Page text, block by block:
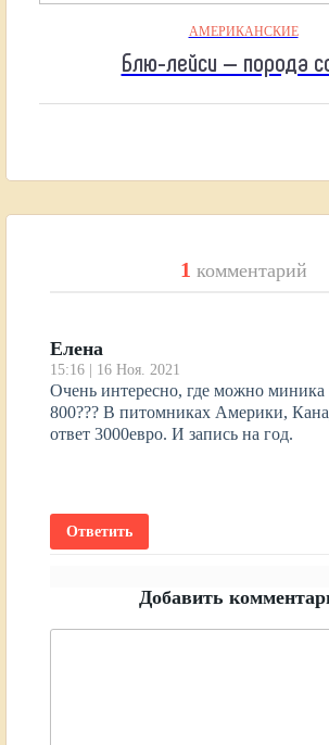
АМЕРИКАНСКИЕ
Блю-лейси — порода
1 комментарий
Елена
15:16 | 16 Ноя. 2021
Очень интересно, где можно миника
800??? В питомниках Америки,
ответ 3000евро. И запись на год.
Ответить
Добавить